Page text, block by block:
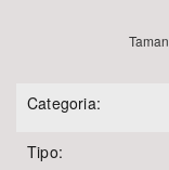
Categoria:
Tipo: